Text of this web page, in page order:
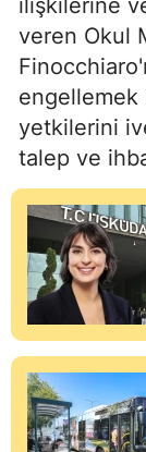
ilişkilerine
veren Okul
yetkilerini
talep ve